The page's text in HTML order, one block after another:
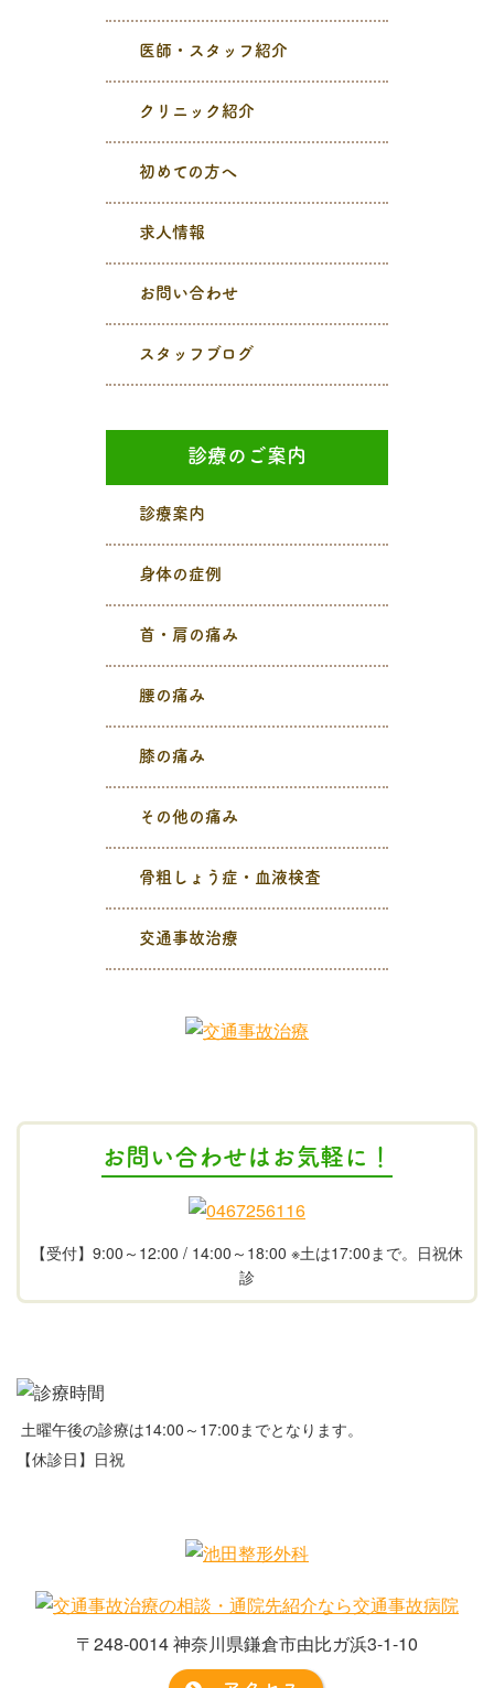
医師・スタッフ紹介
クリニック紹介
初めての方へ
求人情報
お問い合わせ
スタッフブログ
診療のご案内
診療案内
身体の症例
首・肩の痛み
腰の痛み
膝の痛み
その他の痛み
骨粗しょう症・血液検査
交通事故治療
お問い合わせはお気軽に！
【受付】9:00～12:00 / 14:00～18:00 ※土は17:00まで。日祝休
診
土曜午後の診療は14:00～17:00までとなります。
【休診日】日祝
〒248-0014 神奈川県鎌倉市由比ガ浜3-1-10